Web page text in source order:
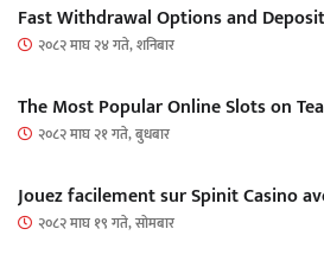
Fast Withdrawal Options and
२०८२ माघ २४ गते, शनिबार
The Most Popular Online Slots on
२०८२ माघ २१ गते, बुधबार
Jouez facilement sur Spinit Casino
२०८२ माघ १९ गते, सोमबार